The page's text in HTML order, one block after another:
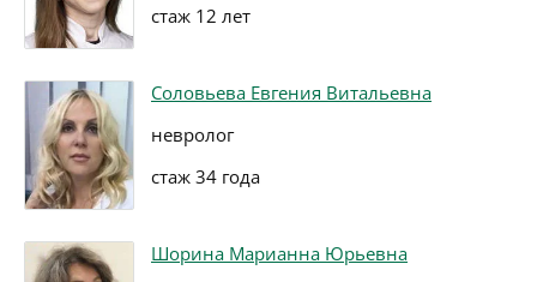
стаж 12 лет
Соловьева Евгения Витальевна
невролог
стаж 34 года
Шорина Марианна Юрьевна